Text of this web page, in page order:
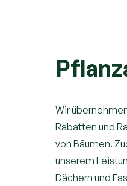
Wir
Rabatten und
von Bäumen.
unserem
Dächern und